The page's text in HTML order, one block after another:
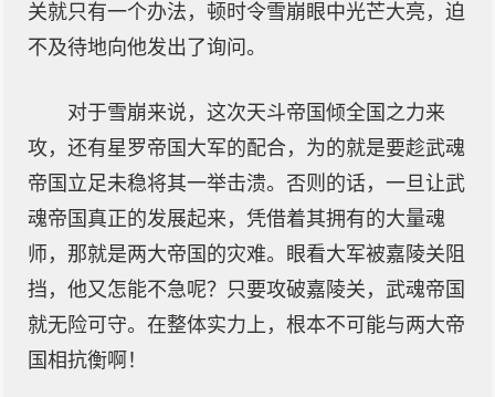
关就只有一个办法，顿时令雪崩眼中光芒大亮，迫
不及待地向他发出了询问。
对于雪崩来说，这次天斗帝国倾全国之力来
攻，还有星罗帝国大军的配合，为的就是要趁武魂
帝国立足未稳将其一举击溃。否则的话，一旦让武
魂帝国真正的发展起来，凭借着其拥有的大量魂
师，那就是两大帝国的灾难。眼看大军被嘉陵关阻
挡，他又怎能不急呢？只要攻破嘉陵关，武魂帝国
就无险可守。在整体实力上，根本不可能与两大帝
国相抗衡啊！